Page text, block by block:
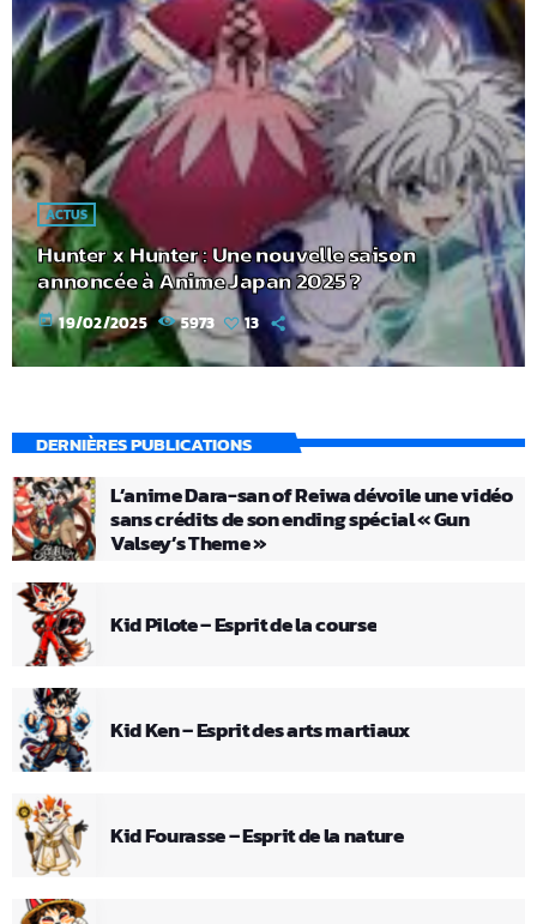
ACTUS
Hunter x Hunter : Une nouvelle saison
annoncée à Anime Japan 2025 ?
today 19/02/2025 5973 13
DERNIÈRES PUBLICATIONS
L’anime Dara-san of Reiwa dévoile une vidéo
sans crédits de son ending spécial « Gun
Valsey’s Theme »
Kid Pilote – Esprit de la course
Kid Ken – Esprit des arts martiaux
Kid Fourasse – Esprit de la nature